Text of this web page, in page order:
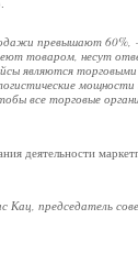
превышают 60%,
товаром, несут
являются
все торговые
деятельности
председатель